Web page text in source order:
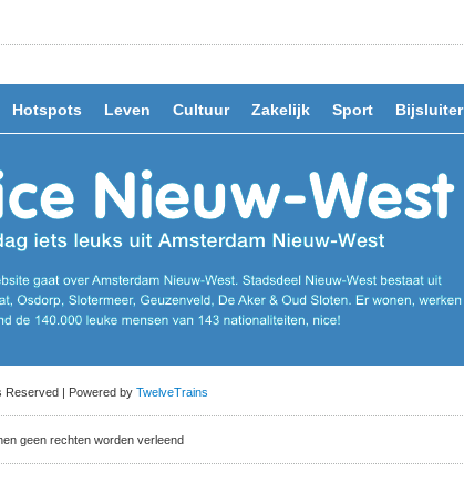
Hotspots Leven Cultuur Zakelijk Sport Bijsluiter
Reserved | Powered by TwelveTrains
geen rechten worden verleend